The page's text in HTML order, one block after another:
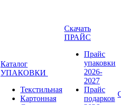
Каталог
УПАКОВКИ
Текстильная
Картонная
Скачать
ПРАЙС
Прайс
упаковки
2026-
2027
Прайс
подарков